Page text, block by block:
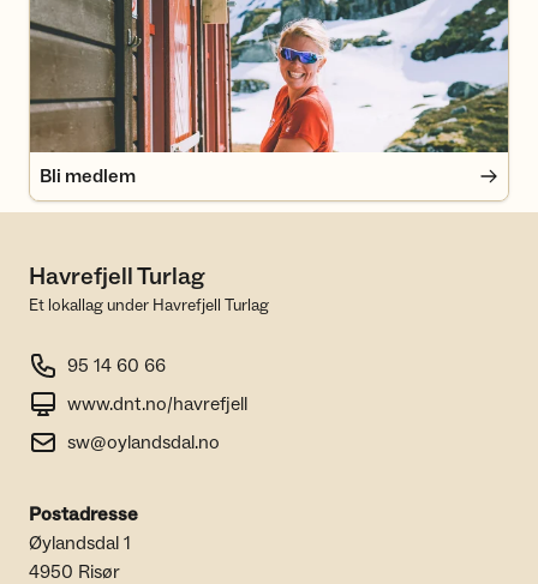
Bli medlem
Havrefjell Turlag
Et lokallag under Havrefjell Turlag
95 14 60 66
www.dnt.no/havrefjell
sw@oylandsdal.no
Postadresse
Øylandsdal 1
4950 Risør